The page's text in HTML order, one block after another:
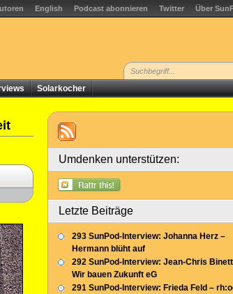
English Podcast abonnieren Twitter Über
Solarkocher
Umdenken unterstützen:
Letzte Beiträge
293 SunPod-Interview: Johanna Herz –
Hermann blüht auf
292 SunPod-Interview: Jean-Chris
Wir bauen Zukunft eG
291 SunPod-Interview: Frieda Feld –